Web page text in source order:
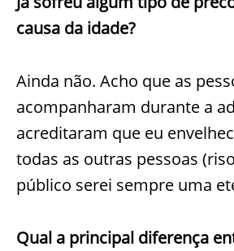
causa da idade?
Ainda não. Acho que as
acompanharam durante a
acreditaram que eu
todas as outras pessoas
público serei sempre uma
Qual a principal diferença